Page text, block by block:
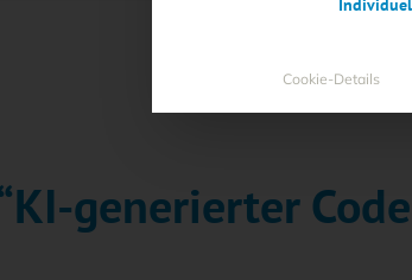
generierter
Cookie-Details